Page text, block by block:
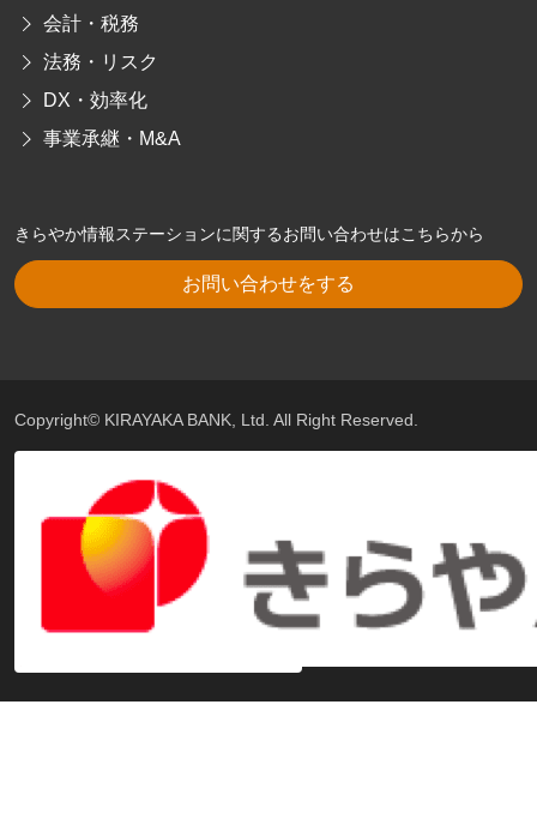
会計・税務
法務・リスク
DX・効率化
事業承継・M&A
きらやか情報ステーションに関するお問い合わせはこちらから
お問い合わせをする
Copyright© KIRAYAKA BANK, Ltd. All Right Reserved.